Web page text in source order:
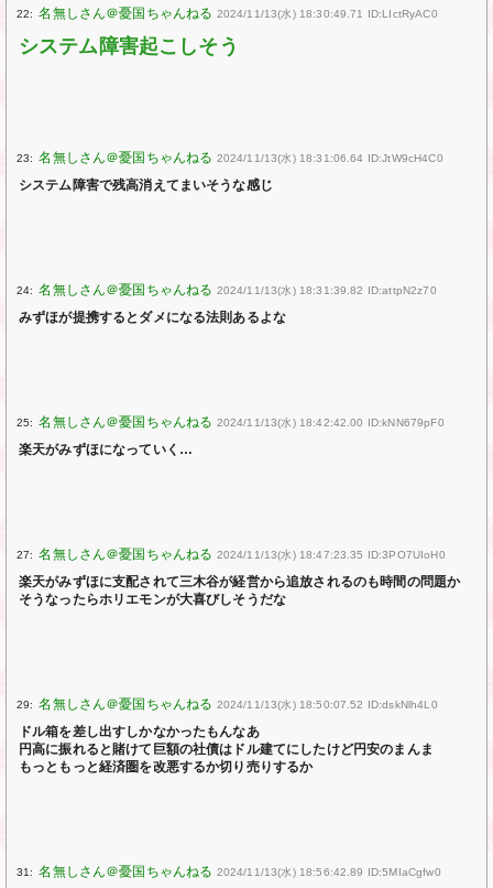
22: 2024/11/13(水) 18:30:49.71 ID:LIctRyAC0
システム障害起こしそう
23: 2024/11/13(水) 18:31:06.64 ID:JtW9cH4C0
システム障害で残高消えてまいそうな感じ
24: 2024/11/13(水) 18:31:39.82 ID:attpN2z70
みずほが提携するとダメになる法則あるよな
25: 2024/11/13(水) 18:42:42.00 ID:kNN679pF0
楽天がみずほになっていく…
27: 2024/11/13(水) 18:47:23.35 ID:3PO7UIoH0
楽天がみずほに支配されて三木谷が経営から追放されるのも時間の問題か
そうなったらホリエモンが大喜びしそうだな
29: 2024/11/13(水) 18:50:07.52 ID:dskNlh4L0
ドル箱を差し出すしかなかったもんなあ
円高に振れると賭けて巨額の社債はドル建てにしたけど円安のまんま
もっともっと経済圏を改悪するか切り売りするか
31: 2024/11/13(水) 18:56:42.89 ID:5MIaCgfw0